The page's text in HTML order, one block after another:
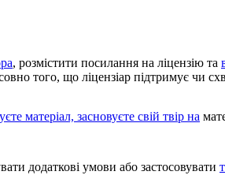
, розмістити посилання на ліцензію та
того, що ліцензіар підтримує чи
матеріал, засновуєте свій твір на
додаткові умови або застосовувати